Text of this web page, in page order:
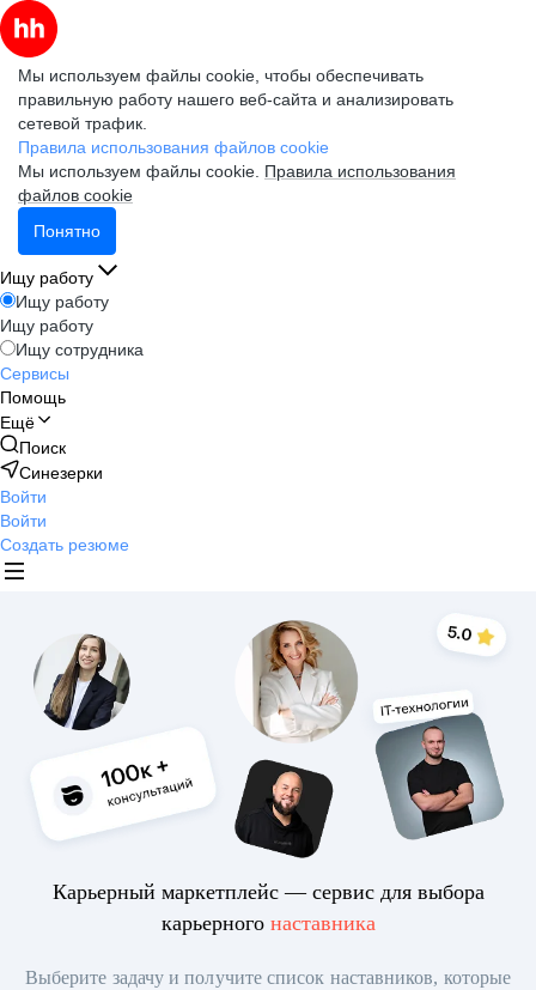
Мы используем файлы cookie, чтобы обеспечивать
правильную работу нашего веб-сайта и анализировать
сетевой трафик.
Правила использования файлов cookie
Мы используем файлы cookie. Правила использования
файлов cookie
Понятно
Ищу работу
Ищу работу
Ищу работу
Ищу сотрудника
Сервисы
Помощь
Ещё
Поиск
Синезерки
Войти
Войти
Создать резюме
Карьерный маркетплейс — сервис для выбора
карьерного наставника
Выберите задачу и получите список наставников, которые